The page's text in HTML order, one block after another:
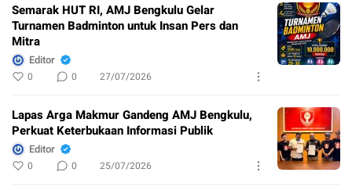
Semarak HUT RI, AMJ Bengkulu Gelar
Turnamen Badminton untuk Insan Pers dan
Mitra
Editor
0 0 27/07/2026
Lapas Arga Makmur Gandeng AMJ Bengkulu,
Perkuat Keterbukaan Informasi Publik
Editor
0 0 25/07/2026